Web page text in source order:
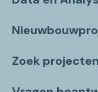
Zoek projecten